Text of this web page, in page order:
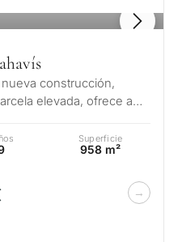
construcción,
elevada, ofrece a
Superficie
958 m²